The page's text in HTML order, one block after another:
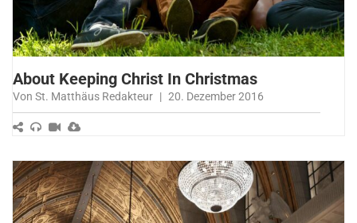
About Keeping Christ In Christmas
Von St. Matthäus Redakteur | 20. Dezember 2016